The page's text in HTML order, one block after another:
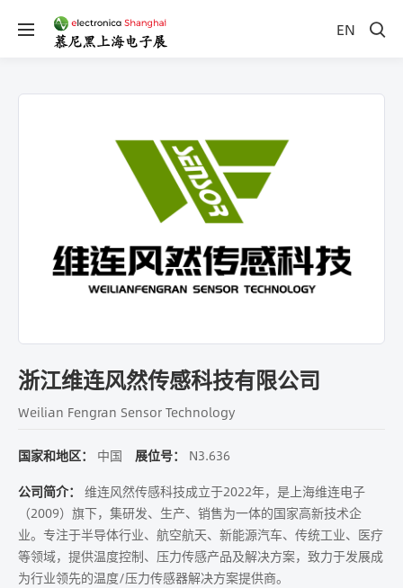
EN
浙江维连风然传感科技有限公司
Weilian Fengran Sensor Technology
国家和地区： 中国 展位号：
N3.636
公司简介： 维连风然传感科技成立于2022年，是上海维连电子
（2009）旗下，集研发、生产、销售为一体的国家高新技术企
业。专注于半导体行业、航空航天、新能源汽车、传统工业、医疗
等领域，提供温度控制、压力传感产品及解决方案，致力于发展成
为行业领先的温度/压力传感器解决方案提供商。